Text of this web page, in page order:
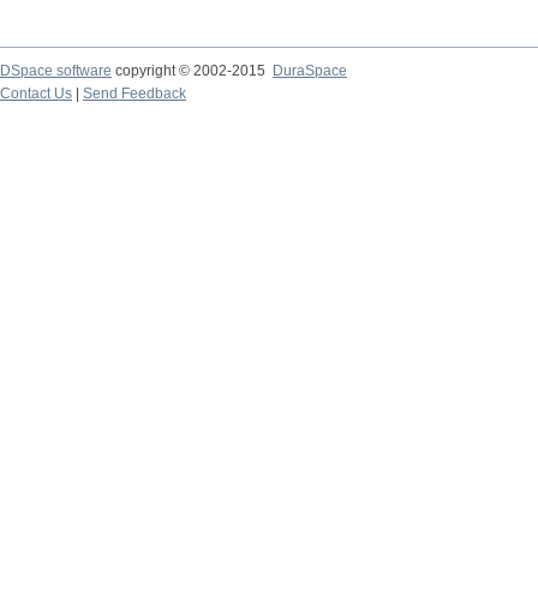
DSpace software copyright © 2002-2015
DuraSpace
Contact Us
Send Feedback